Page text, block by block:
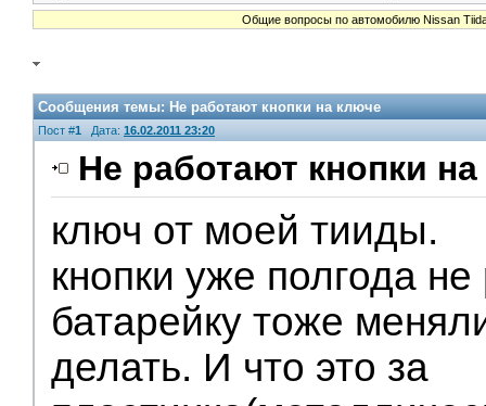
Общие вопросы по автомобилю Nissan
Сообщения темы:Не работают кнопки на ключе
Пост #1 Дата: 16.02.2011 23:20
Не работают кнопки
ключ от моей тииды.
кнопки уже полгода
батарейку тоже
делать. И что это за
Помощники